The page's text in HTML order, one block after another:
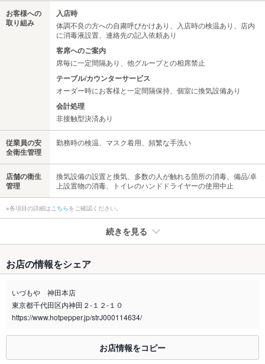
お客様への
取り組み
入店時
体調不良の方への自粛呼びかけあり、入店時の検温あり、店内
に消毒液設置、連絡先の記入依頼あり
客席へのご案内
席毎に一定間隔あり、他グループとの相席禁止
テーブル/カウンターサービス
オーダー時にお客様と一定間隔保持、個室に換気設備あり
会計処理
非接触型決済あり
従業員の安
全衛生管理
勤務時の検温、マスク着用、頻繁な手洗い
店舗の衛生
管理
換気設備の設置と換気、多数の人が触れる箇所の消毒、備品/卓
上設置物の消毒、トイレのハンドドライヤーの使用中止
※各項目の詳細は こちらをご確認ください。
続きを見る
禁煙・喫煙
全席禁煙
喫煙専用室 なし
合わせください。
お席
お店の情報をシェア
いづもや 神田本店
東京都千代田区内神田２-１２-１０
https://www.hotpepper.jp/strJ000114634/
お店情報をコピー